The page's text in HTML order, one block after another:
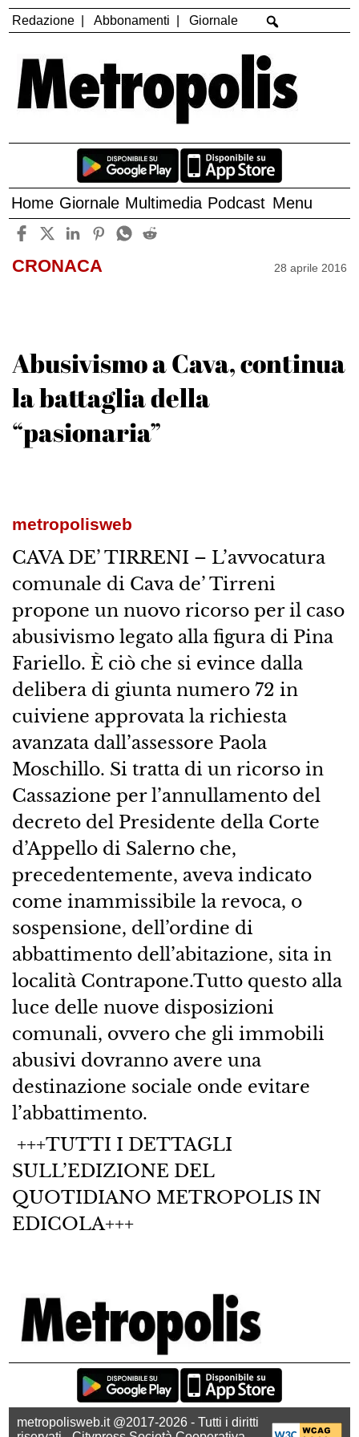
Redazione Abbonamenti Giornale
Home Giornale Multimedia Podcast Menu
CRONACA 28 aprile 2016
Abusivismo a Cava, continua
la battaglia della
“pasionaria”
metropolisweb
CAVA DE’ TIRRENI – L’avvocatura
comunale di Cava de’ Tirreni
propone un nuovo ricorso per il caso
abusivismo legato alla figura di Pina
Fariello. È ciò che si evince dalla
delibera di giunta numero 72 in
cuiviene approvata la richiesta
avanzata dall’assessore Paola
Moschillo. Si tratta di un ricorso in
Cassazione per l’annullamento del
decreto del Presidente della Corte
d’Appello di Salerno che,
precedentemente, aveva indicato
come inammissibile la revoca, o
sospensione, dell’ordine di
abbattimento dell’abitazione, sita in
località Contrapone.Tutto questo alla
luce delle nuove disposizioni
comunali, ovvero che gli immobili
abusivi dovranno avere una
destinazione sociale onde evitare
l’abbattimento.
+++TUTTI I DETTAGLI
SULL’EDIZIONE DEL
QUOTIDIANO METROPOLIS IN
EDICOLA+++
metropolisweb.it @2017-2026 - Tutti i diritti